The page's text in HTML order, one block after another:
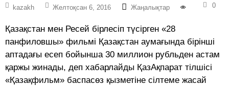
kazakh Желтоқсан 6, 2016 Жаңалықтар 0
Қазақстан мен Ресей бірлесіп түсірген «28
панфиловшы» фильмі Қазақстан аумағында бірінші
аптадағы есеп бойынша 30 миллион рубльден астам
қаржы жинады, деп хабарлайды ҚазАқпарат тілшісі
«Қазақфильм» баспасөз қызметіне сілтеме жасай